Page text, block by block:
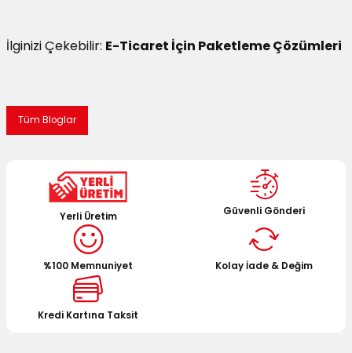
İlginizi Çekebilir: E-Ticaret İçin Paketleme Çözümleri
Tüm Bloglar
Yerli Üretim Güvenli Gönderi
%100 Memnuniyet Kolay İade & Değim
Kredi Kartına Taksit